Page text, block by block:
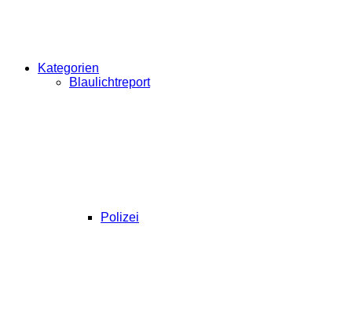
Kategorien
Blaulichtreport
Polizei